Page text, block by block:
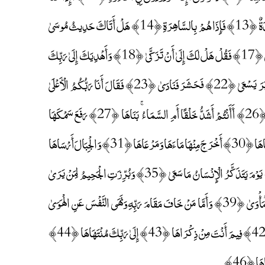
عِظَامًا نَخِرَةً ﴿11﴾ قَالُوا تِلْكَ إِذًا كَرَّةٌ خَاسِرَةٌ ﴿12﴾ فَإِنَّمَا هِيَ زَجْرَةٌ وَاحِدَةٌ ﴿13﴾ فَإِذَا هُمْ بِالسَّاهِرَةِ ﴿14﴾ هَلْ أَتَاكَ حَدِيثُ مُوسَىٰ
﴿15﴾ إِذْ نَادَاهُ رَبُّهُ بِالْوَادِ الْمُقَدَّسِ طُوًى ﴿16﴾ اذْهَبْ إِلَىٰ فِرْعَوْنَ إِنَّهُ طَغَىٰ ﴿17﴾ فَقُلْ هَلْ لَكَ إِلَىٰ أَنْ تَزَكَّىٰ ﴿18﴾ وَأَهْدِيَكَ إِلَىٰ رَبِّكَ
فَتَخْشَىٰ ﴿19﴾ فَأَرَاهُ الْآيَةَ الْكُبْرَىٰ ﴿20﴾ فَكَذَّبَ وَعَصَىٰ ﴿21﴾ ثُمَّ أَدْبَرَ يَسْعَىٰ ﴿22﴾ فَحَشَرَ فَنَادَىٰ ﴿23﴾ فَقَالَ أَنَا رَبُّكُمُ الْأَعْلَىٰ
﴿24﴾ فَأَخَذَهُ اللَّهُ نَكَالَ الْآخِرَةِ وَالْأُولَىٰ ﴿25﴾ إِنَّ فِي ذَٰلِكَ لَعِبْرَةً لِمَنْ يَخْشَىٰ ﴿26﴾ أَأَنْتُمْ أَشَدُّ خَلْقًا أَمِ السَّمَاءُ ۚ بَنَاهَا ﴿27﴾ رَفَعَ سَمْكَهَا
فَسَوَّاهَا ﴿28﴾ وَأَغْطَشَ لَيْلَهَا وَأَخْرَجَ ضُحَاهَا ﴿29﴾ وَالْأَرْضَ بَعْدَ ذَٰلِكَ دَحَاهَا ﴿30﴾ أَخْرَجَ مِنْهَا مَاءَهَا وَمَرْعَاهَا ﴿31﴾ وَالْجِبَالَ أَرْسَاهَا
﴿32﴾ مَتَاعًا لَكُمْ وَلِأَنْعَامِكُمْ ﴿33﴾ فَإِذَا جَاءَتِ الطَّامَّةُ الْكُبْرَىٰ ﴿34﴾ يَوْمَ يَتَذَكَّرُ الْإِنْسَانُ مَا سَعَىٰ ﴿35﴾ وَبُرِّزَتِ الْجَحِيمُ لِمَنْ يَرَىٰ
﴿36﴾ فَأَمَّا مَنْ طَغَىٰ ﴿37﴾ وَآثَرَ الْحَيَاةَ الدُّنْيَا ﴿38﴾ فَإِنَّ الْجَحِيمَ هِيَ الْمَأْوَىٰ ﴿39﴾ وَأَمَّا مَنْ خَافَ مَقَامَ رَبِّهِ وَنَهَى النَّفْسَ عَنِ الْهَوَىٰ
﴿40﴾ فَإِنَّ الْجَنَّةَ هِيَ الْمَأْوَىٰ ﴿41﴾ يَسْأَلُونَكَ عَنِ السَّاعَةِ أَيَّانَ مُرْسَاهَا ﴿42﴾ فِيمَ أَنْتَ مِنْ ذِكْرَاهَا ﴿43﴾ إِلَىٰ رَبِّكَ مُنْتَهَاهَا ﴿44﴾